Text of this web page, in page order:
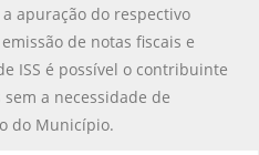
apuração do respectivo
de notas fiscais e
ISS é possível o contribuinte
a necessidade de
do Município.